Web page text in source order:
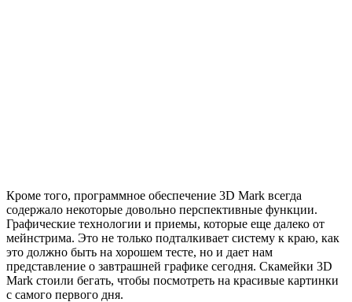
Кроме того, программное обеспечение 3D Mark всегда
содержало некоторые довольно перспективные функции.
Графические технологии и приемы, которые еще далеко от
мейнстрима. Это не только подталкивает систему к краю, как
это должно быть на хорошем тесте, но и дает нам
представление о завтрашней графике сегодня. Скамейки 3D
Mark стоили бегать, чтобы посмотреть на красивые картинки
с самого первого дня.